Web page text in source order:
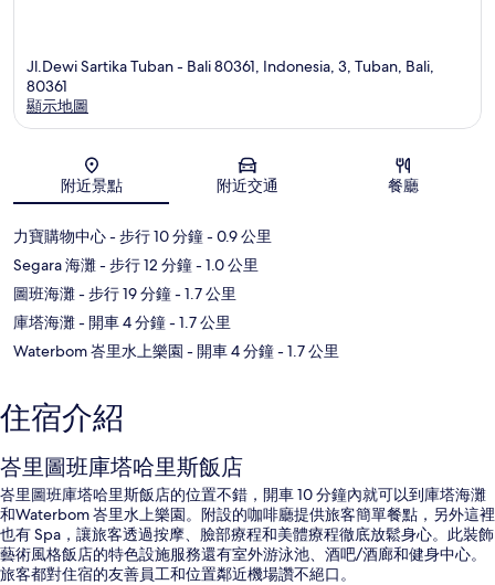
Jl.Dewi Sartika Tuban - Bali 80361, Indonesia, 3, Tuban, Bali,
80361
顯示地圖
附近景點 附近交通 餐廳
力寶購物中心- 步行 10 分鐘- 0.9 公里
Segara 海灘- 步行 12 分鐘- 1.0 公里
圖班海灘- 步行 19 分鐘- 1.7 公里
庫塔海灘- 開車 4 分鐘- 1.7 公里
Waterbom 峇里水上樂園 - 開車 4 分鐘- 1.7 公里
住宿介紹
峇里圖班庫塔哈里斯飯店
峇里圖班庫塔哈里斯飯店的位置不錯，開車 10 分鐘內就可以到庫塔海灘
和Waterbom 峇里水上樂園。附設的咖啡廳提供旅客簡單餐點，另外這裡
也有 Spa，讓旅客透過按摩、臉部療程和美體療程徹底放鬆身心。此裝飾
藝術風格飯店的特色設施服務還有室外游泳池、酒吧/酒廊和健身中心。
旅客都對住宿的友善員工和位置鄰近機場讚不絕口。